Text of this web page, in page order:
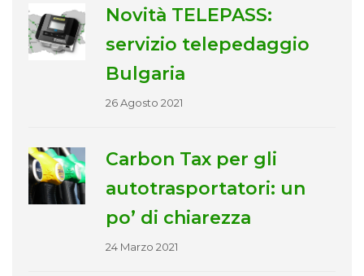
Novità TELEPASS:
servizio telepedaggio
Bulgaria
26 Agosto 2021
Carbon Tax per gli
autotrasportatori: un
po’ di chiarezza
24 Marzo 2021